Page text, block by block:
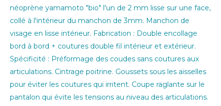
néoprène yamamoto "bio" l'un de 2 mm lisse sur une face,
collé à l'intérieur du manchon de 3mm. Manchon de
visage en lisse intérieur. Fabrication : Double encollage
bord à bord + coutures double fil intérieur et extérieur.
Spécificité : Préformage des coudes sans coutures aux
articulations. Cintrage poitrine. Goussets sous les aisselles
pour éviter les coutures qui irritent. Coupe raglante sur le
pantalon qui évite les tensions au niveau des articulations.